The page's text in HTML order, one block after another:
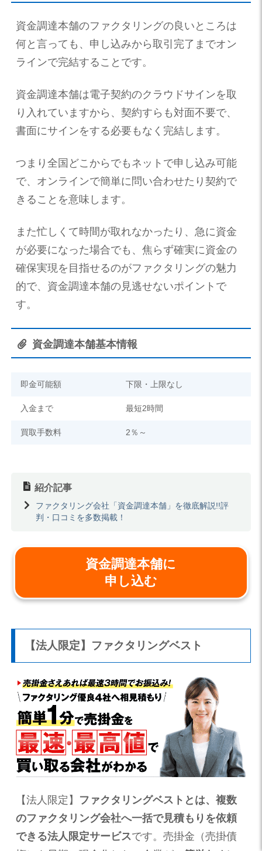
資金調達本舗のファクタリングの良いところは
何と言っても、申し込みから取引完了までオン
ラインで完結することです。
資金調達本舗は電子契約のクラウドサインを取
り入れていますから、契約すらも対面不要で、
書面にサインをする必要もなく完結します。
つまり全国どこからでもネットで申し込み可能
で、オンラインで簡単に問い合わせたり契約で
きることを意味します。
また忙しくて時間が取れなかったり、急に資金
が必要になった場合でも、焦らず確実に資金の
確保実現を目指せるのがファクタリングの魅力
的で、資金調達本舗の見逃せないポイントで
す。
資金調達本舗基本情報
即金可能額 下限・上限なし
入金まで 最短2時間
買取手数料 2％～
紹介記事
ファクタリング会社「資金調達本舗」を徹底解説!!評
判・口コミを多数掲載！
資金調達本舗に
申し込む
【法人限定】ファクタリングベスト
【法人限定】 ファクタリングベストとは、複数
のファクタリング会社へ一括で見積もりを依頼
できる法人限定サービスです。売掛金（売掛債